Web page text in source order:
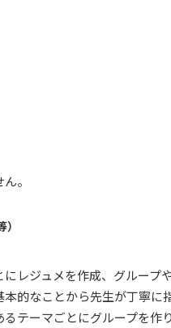
。
レジュメを作成、グループ
的なことから先生が丁寧に
テーマごとにグループを作